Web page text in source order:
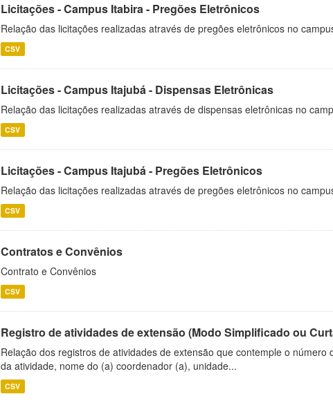
Licitações - Campus Itabira - Pregões Eletrônicos
Relação das licitações realizadas através de pregões eletrônicos no
CSV
Licitações - Campus Itajubá - Dispensas Eletrônicas
Relação das licitações realizadas através de dispensas eletrônicas no
CSV
Licitações - Campus Itajubá - Pregões Eletrônicos
Relação das licitações realizadas através de pregões eletrônicos no
CSV
Contratos e Convênios
Contrato e Convênios
CSV
Registro de atividades de extensão (Modo Simplificado ou
Relação dos registros de atividades de extensão que contemple o
da atividade, nome do (a) coordenador (a), unidade...
CSV